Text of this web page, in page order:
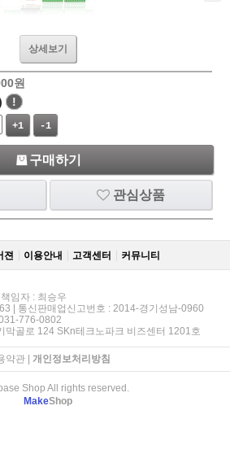
상세보기
원
!
+1 -1
구매하기
관심상품
젼 이용안내 고객센터 커뮤니티
임자 : 최승우
| 통신판매업신고번호 : 2014-경기성남-0960
776-0802
막골로 124 SKn테크노파크 비즈센터 1201호
약관| 개인정보처리방침
Shop All rights reserved.
MakeShop